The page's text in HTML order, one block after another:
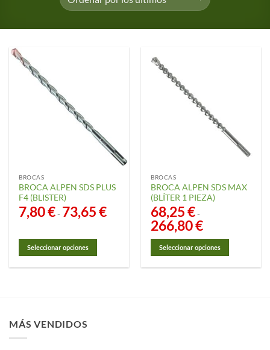
BROCAS
BROCA ALPEN SDS PLUS
F4 (BLISTER)
7,80€- 73,65€Rango
de
Seleccionar opciones
Las
opciones
BROCAS
BROCA ALPEN SDS MAX
(BLÍTER 1 PIEZA)
68,25€-
266,80€Rango
de
precios:
desde
68,25 €
266,80 €
Seleccionar opciones
MÁS VENDIDOS